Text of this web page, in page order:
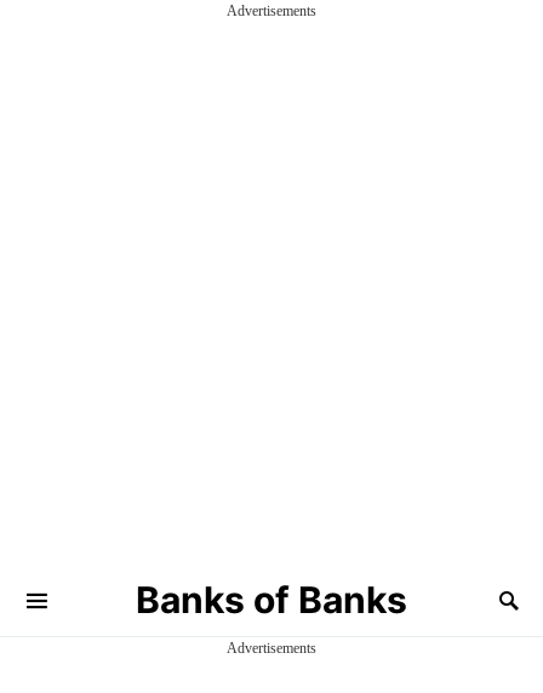
Advertisements
Banks of Banks
Advertisements